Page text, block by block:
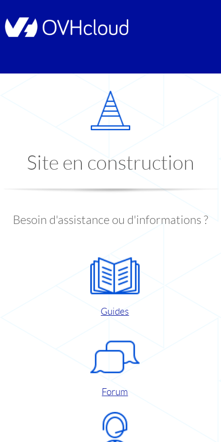
Site en construction
Besoin d'assistance ou d'informations ?
Guides
Forum